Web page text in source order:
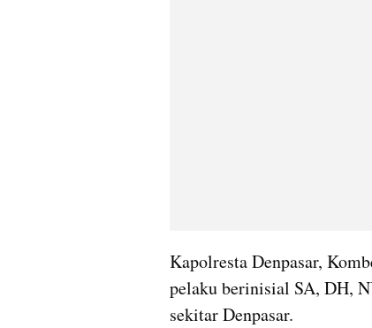
Kapolresta Denpasar,
pelaku berinisial SA, DH,
sekitar Denpasar.